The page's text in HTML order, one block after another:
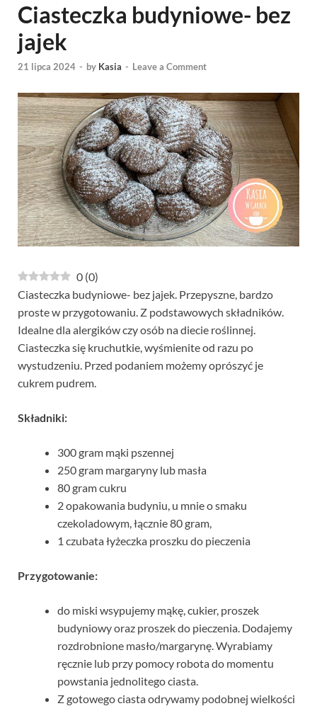
Ciasteczka budyniowe- bez
jajek
21 lipca 2024 - by Kasia - Leave a Comment
0 (0)
Ciasteczka budyniowe- bez jajek. Przepyszne, bardzo
proste w przygotowaniu. Z podstawowych składników.
Idealne dla alergików czy osób na diecie roślinnej.
Ciasteczka się kruchutkie, wyśmienite od razu po
wystudzeniu. Przed podaniem możemy oprószyć je
cukrem pudrem.
Składniki:
300 gram mąki pszennej
250 gram margaryny lub masła
80 gram cukru
2 opakowania budyniu, u mnie o smaku
czekoladowym, łącznie 80 gram,
1 czubata łyżeczka proszku do pieczenia
Przygotowanie:
do miski wsypujemy mąkę, cukier, proszek
budyniowy oraz proszek do pieczenia. Dodajemy
rozdrobnione masło/margarynę. Wyrabiamy
ręcznie lub przy pomocy robota do momentu
powstania jednolitego ciasta.
Z gotowego ciasta odrywamy podobnej wielkości